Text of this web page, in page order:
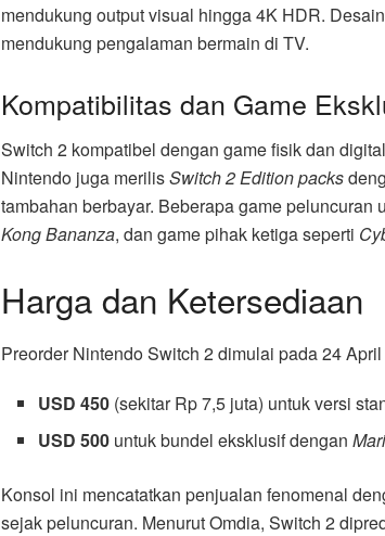
mendukung output visual hingga 4K HDR.
mendukung pengalaman bermain di TV.
Kompatibilitas dan Game
Switch 2 kompatibel dengan game fisik dan
Nintendo juga merilisSwitch 2 Edition packs
tambahan berbayar. Beberapa game peluncuran
Kong Bananza, dan game pihak ketiga seperti
Harga dan Ketersediaan
Preorder Nintendo Switch 2 dimulai pada 24
USD 450 (sekitar Rp 7,5 juta) untuk versi
USD 500 untuk bundel eksklusif dengan
Konsol ini mencatatkan penjualan fenomenal
sejak peluncuran. Menurut Omdia, Switch 2